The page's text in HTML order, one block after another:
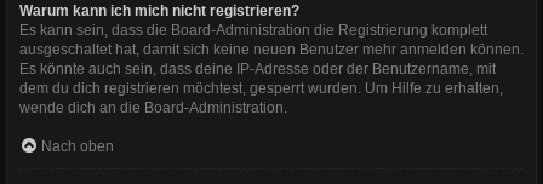
Warum kann ich mich nicht registrieren?
Es kann sein, dass die Board-Administration die Registrierung komplett
ausgeschaltet hat, damit sich keine neuen Benutzer mehr anmelden können.
Es könnte auch sein, dass deine IP-Adresse oder der Benutzername, mit
dem du dich registrieren möchtest, gesperrt wurden. Um Hilfe zu erhalten,
wende dich an die Board-Administration.
Nach oben